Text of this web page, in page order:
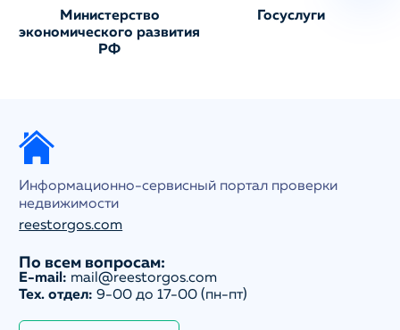
Министерство
экономического развития
РФ
Госуслуги
Информационно-сервисный портал проверки
недвижимости
reestorgos.com
По всем вопросам:
E-mail: mail@reestorgos.com
Тех. отдел: 9-00 до 17-00 (пн-пт)